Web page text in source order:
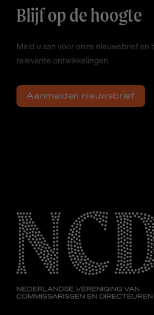
Blijf op de hoogte
Meld u aan voor onze nieuwsbrief en
relevante ontwikkelingen.
Aanmelden nieuwsbrief